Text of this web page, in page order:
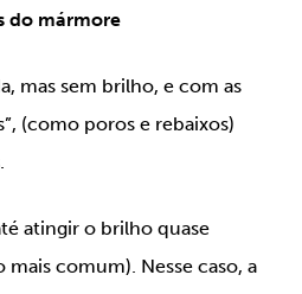
do mármore
mas sem brilho, e com as
(como poros e rebaixos)
atingir o brilho quase
comum). Nesse caso, a